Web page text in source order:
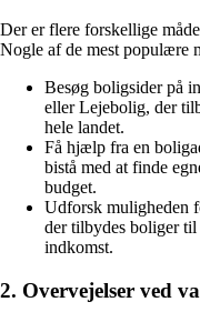
Der er flere forskellige
Nogle af de mest populære
Besøg boligsider på
eller Lejebolig, der
hele landet.
Få hjælp fra en
bistå med at finde
budget.
Udforsk muligheden
der tilbydes boliger til
indkomst.
2. Overvejelser ved